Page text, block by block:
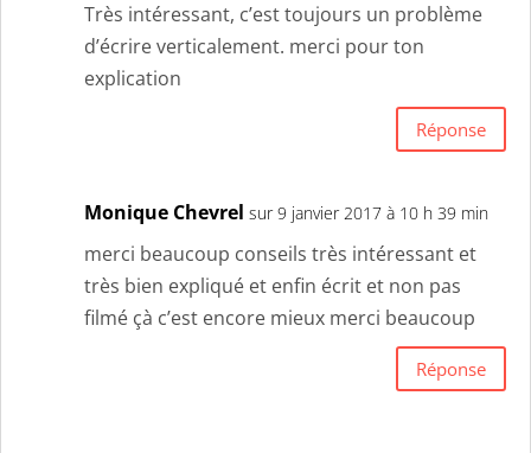
Très intéressant, c’est toujours un problème
d’écrire verticalement. merci pour ton
explication
Réponse
Monique Chevrel sur 9 janvier 2017 à 10 h 39 min
merci beaucoup conseils très intéressant et
très bien expliqué et enfin écrit et non pas
filmé çà c’est encore mieux merci beaucoup
Réponse